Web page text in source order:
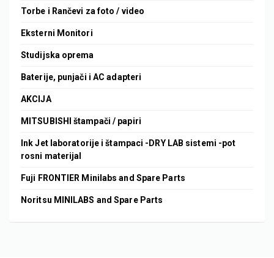
Torbe i Rančevi za foto / video
Eksterni Monitori
Studijska oprema
Baterije, punjači i AC adapteri
AKCIJA
MITSUBISHI štampači / papiri
Ink Jet laboratorije i štampaci -DRY LAB sistemi -pot
rosni materijal
Fuji FRONTIER Minilabs and Spare Parts
Noritsu MINILABS and Spare Parts